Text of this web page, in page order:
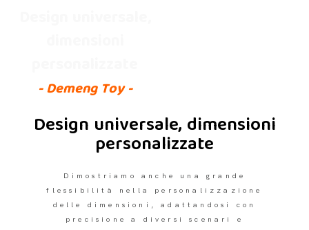
- Demeng Toy -
Design universale, dimensioni
personalizzate
Dimostriamo anche una grande
flessibilità nella personalizzazione
delle dimensioni, adattandosi con
precisione a diversi scenari e